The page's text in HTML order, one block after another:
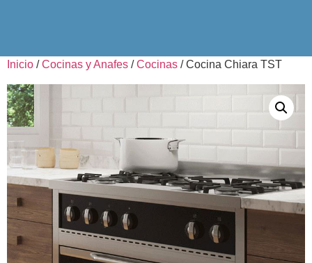
Inicio /Cocinas y Anafes /Cocinas / Cocina Chiara TST